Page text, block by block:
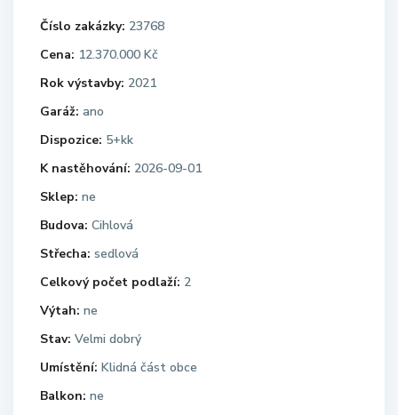
Číslo zakázky: 23768
Cena: 12.370.000 Kč
Rok výstavby: 2021
Garáž: ano
Dispozice: 5+kk
K nastěhování: 2026-09-01
Sklep: ne
Budova: Cihlová
Střecha: sedlová
Celkový počet podlaží: 2
Výtah: ne
Stav: Velmi dobrý
Umístění: Klidná část obce
Balkon: ne